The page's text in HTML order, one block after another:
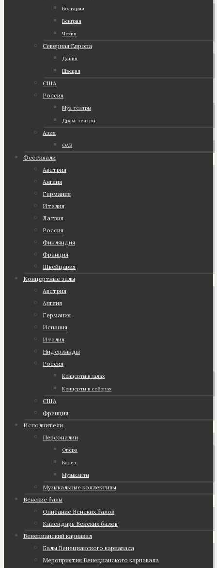
Болгария
Венгрия
Чехия
Северная Европа
Дания
Швеция
США
Россия
Муз. театры
Драм. театры
Азия
ОАЭ
Фестивали
Австрия
Англия
Германия
Италия
Латвия
Россия
Финляндия
Франция
Швейцария
Концертные залы
Австрия
Англия
Германия
Испания
Италия
Нидерланды
Россия
Концерты в залах
Концерты в соборах
США
Франция
Исполнители
Персоналии
Опера
Балет
Музыканты
Музыкальные коллективы
Венские балы
Описание Венских балов
Календарь Венских балов
Венецианский карнавал
Балы Венецианского карнавала
Мероприятия Венецианского карнавала